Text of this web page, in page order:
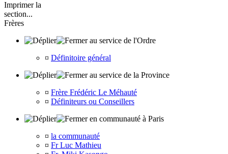
Imprimer la
section...
Frères
au service de l'Ordre
¤ Définitoire général
au service de la Province
¤ Frère Frédéric Le Méhauté
¤ Définiteurs ou Conseillers
en communauté à Paris
¤ la communauté
¤ Fr Luc Mathieu